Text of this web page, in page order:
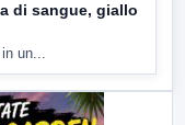
di sangue, giallo
un...